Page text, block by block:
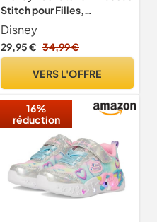
Stitch pour Filles,
Chaussures de Sport à LED
Clignotantes faciles à Fixer
au Toucher
Disney
29,95 € 34,99 €
VERS L'OFFRE
16%
réduction